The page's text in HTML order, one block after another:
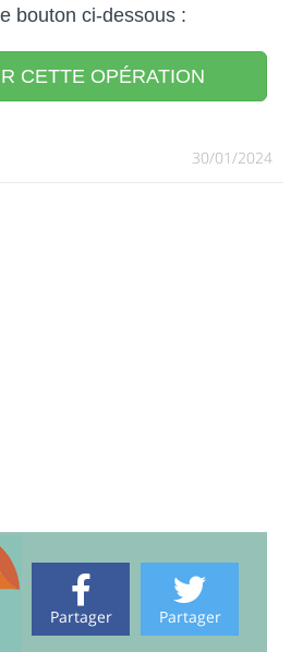
bouton ci-dessous :
CETTE OPÉRATION
30/01/2024
Partager
Partager